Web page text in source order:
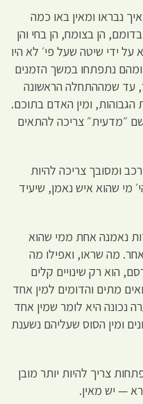
איך נבראו ומאין באו כמה
הן בצומח, הן בחי והן
על ידי שיטה שעל פי׳ לא היו
ומהם נתפתחו במשך הזמנים
עד שמההתחלה הראשונה
ומין האדם בתוכם.
״מדעית״ צריכה להתאים
ומסובך צריכה להיות
מי שהוא איש נאמן, שיעיד
נאמנה אחת ממי שהוא
מה שראו, ואפילו מה
הוא רק שינויים קלים
מתים והדומים למין אחד
נכונה היא לומר שמין אחד
ומין הסוס שעליהם נשענת
צריך להיות יותר מובן
— יש מאין.